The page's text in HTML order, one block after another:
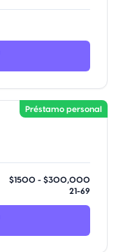
Préstamo personal
$1500 - $300,000
21-69